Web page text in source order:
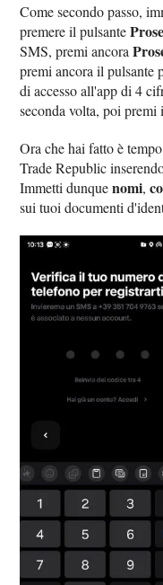
Come secondo passo,
premere il pulsante
SMS, premi ancora
premi ancora il pulsante
di accesso all'app di 4
seconda volta, poi
Ora che hai fatto è
Trade Republic
Immetti dunquenomi,
sui tuoi documenti